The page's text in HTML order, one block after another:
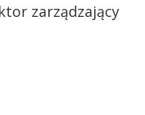
zarządzający